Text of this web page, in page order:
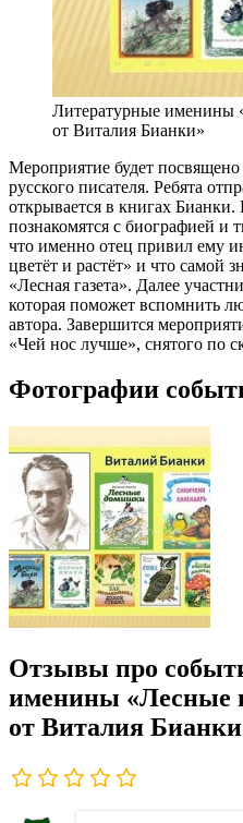
Литературные именины
от Виталия Бианки»
Мероприятие будет
русского писателя. Ребята
открывается в книгах
познакомятся с биографией и
что именно отец привил ему
цветёт и растёт» и что самой
«Лесная газета». Далее
которая поможет вспомнить
автора. Завершится
«Чей нос лучше», снятого по
Фотографии
Отзывы про
именины «Лесные
от Виталия